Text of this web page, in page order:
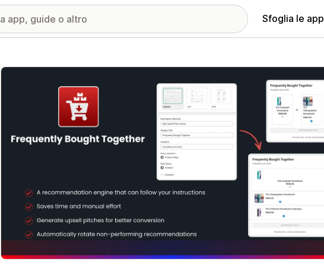
Sfoglia le app
Galleria immagini in evidenza